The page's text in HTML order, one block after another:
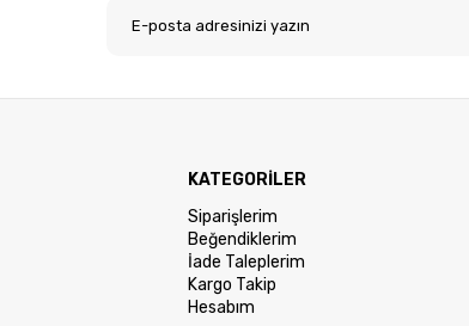
KATEGORİLER
Siparişlerim
Beğendiklerim
İade Taleplerim
Kargo Takip
Hesabım